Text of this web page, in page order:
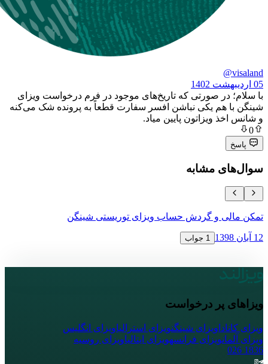
صورتی که تاریخ‌های موجود در فرم درخواست ویزای
یکی نباشن افسر سفارت قطعاً به پرونده شک می‌کنه
ویزاتون پایین میاد.
مشابه
و گردش حساب ویزای توریستی شینگن
پر درخواست
ویزای شینگنویزای استرالیا ویزای انگلیس
ویزای فرانسه ویزای ایتالیاویزای روسیه